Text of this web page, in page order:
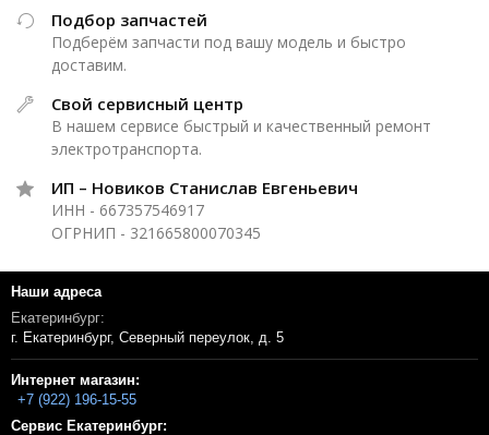
Подбор запчастей
Подберём запчасти под вашу модель и быстро
доставим.
Свой сервисный центр
В нашем сервисе быстрый и качественный ремонт
электротранспорта.
ИП – Новиков Станислав Евгеньевич
ИНН - 667357546917
ОГРНИП - 321665800070345
Наши адреса
Екатеринбург:
г. Екатеринбург, Северный переулок, д. 5
Интернет магазин:
+7 (922) 196-15-55
Сервис Екатеринбург: